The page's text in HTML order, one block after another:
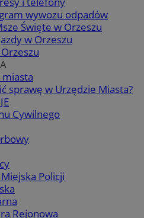
wywozu odpadów
Święte w Orzeszu
w Orzeszu
sprawę w Urzędzie Miasta?
Cywilnego
Policji
Rejonowa